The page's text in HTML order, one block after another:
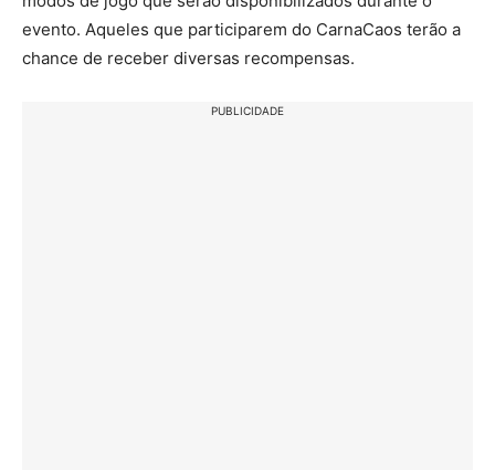
evento. Aqueles que participarem do CarnaCaos terão a
chance de receber diversas recompensas.
PUBLICIDADE